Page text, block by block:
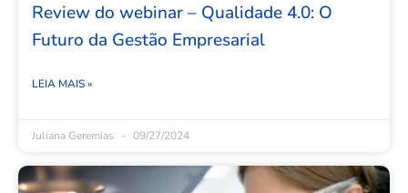
Review do webinar – Qualidade 4.0: O
Futuro da Gestão Empresarial
LEIA MAIS »
Juliana Geremias 09/27/2024